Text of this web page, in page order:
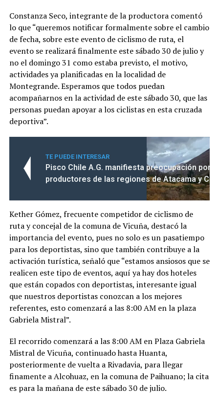
Constanza Seco, integrante de la productora comentó
lo que “queremos notificar formalmente sobre el cambio
de fecha, sobre este evento de ciclismo de ruta, el
evento se realizará finalmente este sábado 30 de julio y
no el domingo 31 como estaba previsto, el motivo,
actividades ya planificadas en la localidad de
Montegrande. Esperamos que todos puedan
acompañarnos en la actividad de este sábado 30, que las
personas puedan apoyar a los ciclistas en esta cruzada
deportiva”.
TE PUEDE INTERESAR
Pisco Chile A.G. manifiesta preocupación por
productores de las regiones de Atacama y
Kether Gómez, frecuente competidor de ciclismo de
ruta y concejal de la comuna de Vicuña, destacó la
importancia del evento, pues no solo es un pasatiempo
para los deportistas, sino que también contribuye a la
activación turística, señaló que “estamos ansiosos que se
realicen este tipo de eventos, aquí ya hay dos hoteles
que están copados con deportistas, interesante igual
que nuestros deportistas conozcan a los mejores
referentes, esto comenzará a las 8:00 AM en la plaza
Gabriela Mistral”.
El recorrido comenzará a las 8:00 AM en Plaza Gabriela
Mistral de Vicuña, continuado hasta Huanta,
posteriormente de vuelta a Rivadavia, para llegar
finamente a Alcohuaz, en la comuna de Paihuano; la cita
es para la mañana de este sábado 30 de julio.